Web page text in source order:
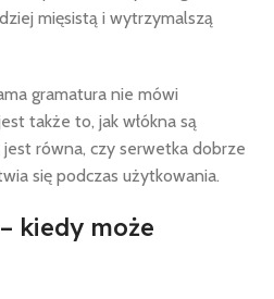
mięsistą i wytrzymalszą
gramatura nie mówi
także to, jak włókna są
równa, czy serwetka dobrze
się podczas użytkowania.
kiedy może